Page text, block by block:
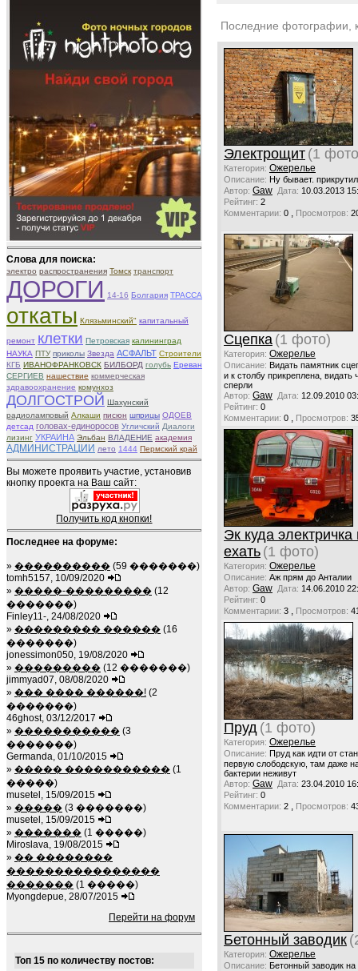
Слова для поиска:
электро распространения Томск транспорт
ДОРОГИ 14-16 Болгария ТРАССА
откаты Клязьминский" капитальный
ремонт клетки Петровская калининград
НАУКА ПТУ приколы Звезда АСФАЛЬТ Строители
КГБ ИВАНОФРАНКОВСК БИЛБОРД голубь Ереван
СЕРГИЕВ нашествие коммерческая
здравоохранение комунхоз
ДОЛГОСТРОЙ Шахунский
радиоламповый Алкаши писюн шприцы ОДОЕВ
детсад головах-единоросов Угличский Диалоги
лизинг УКРАИНА Эльбан ВЛАДЕНИЕ академия
АДМИНИСТРАЦИИ лето 1444 Пермский край
Вы можете проявить участие, установив
кнопку проекта на Ваш сайт:
Получить код кнопки!
Последнее на форуме:
» ���������� (59 �������)
tomh5157, 10/09/2020
» �����-��������� (12
�������)
Finley11-, 24/08/2020
» ��������� ������ (16
�������)
jonessimon050, 19/08/2020
» ��������� (12 �������)
jimmyad07, 08/08/2020
» ��� ���� ������! (2
�������)
46ghost, 03/12/2017
» ����������� (3
�������)
Germanda, 01/10/2015
» ����� ����������� (1
�����)
musetel, 15/09/2015
» ����� (3 �������)
musetel, 15/09/2015
» ������� (1 �����)
Miroslava, 19/08/2015
» �� ��������
����������������
������� (1 �����)
Myongdepue, 28/07/2015
Перейти на форум
Топ 15 по количеству постов:
Последние фотографии,
Электрощит (1
Категория: Ожерелье
Описание: Ну бывает.
Автор: Gaw Дата: 10.03.2013
Рейтинг: 2
Комментарии: 0 , Просмотров:
Сцепка (1 фото)
Категория: Ожерелье
Описание: Видать памятник
и к столбу прикреплена, видать
сперли
Автор: Gaw Дата: 12.09.2010
Рейтинг: 0
Комментарии: 0 , Просмотров:
Эк куда
ехать (1 фото)
Категория: Ожерелье
Описание: Аж прям до Анталии
Автор: Gaw Дата: 14.06.2010
Рейтинг: 0
Комментарии: 3 , Просмотров:
Пруд (1 фото)
Категория: Ожерелье
Описание: Пруд как идти от
первую слободскую, там даже
бактерии неживут
Автор: Gaw Дата: 23.04.2010
Рейтинг: 0
Комментарии: 2 , Просмотров:
Бетонный заводик
Категория: Ожерелье
Описание: Бетонный заводик на